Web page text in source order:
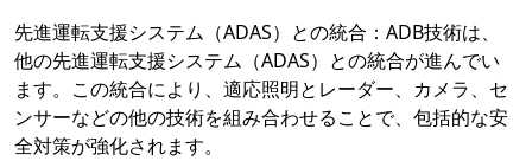
先進運転支援システム（ADAS）との統合：ADB技術は、
他の先進運転支援システム（ADAS）との統合が進んでい
ます。この統合により、適応照明とレーダー、カメラ、セ
ンサーなどの他の技術を組み合わせることで、包括的な安
全対策が強化されます。